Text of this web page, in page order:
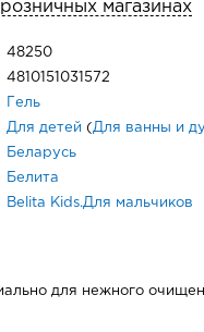
магазинах
48250
4810151031572
Гель
Для детей ( Для ванны и
Беларусь
Белита
Belita Kids.Для мальчиков
для нежного